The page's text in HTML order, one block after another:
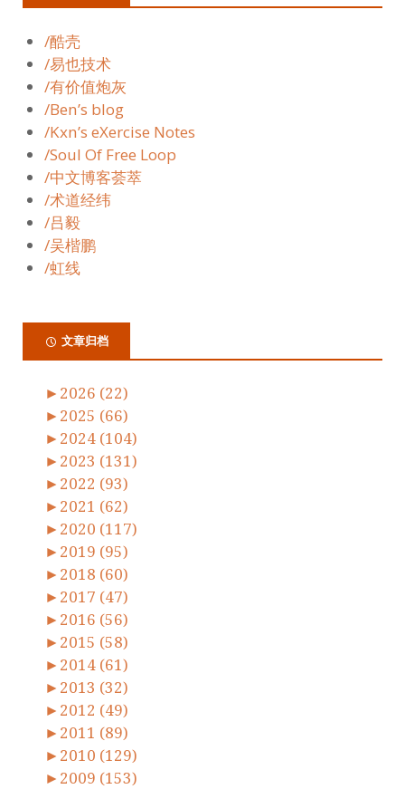
/酷壳
/易也技术
/有价值炮灰
/Ben’s blog
/Kxn’s eXercise Notes
/Soul Of Free Loop
/中文博客荟萃
/术道经纬
/吕毅
/吴楷鹏
/虹线
文章归档
► 2026 (22)
► 2025 (66)
► 2024 (104)
► 2023 (131)
► 2022 (93)
► 2021 (62)
► 2020 (117)
► 2019 (95)
► 2018 (60)
► 2017 (47)
► 2016 (56)
► 2015 (58)
► 2014 (61)
► 2013 (32)
► 2012 (49)
► 2011 (89)
► 2010 (129)
► 2009 (153)